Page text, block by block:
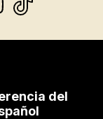
del